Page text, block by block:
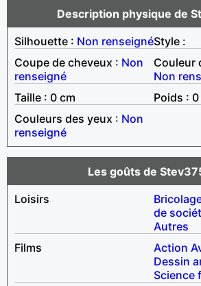
Description physique de
Silhouette : Non renseignéStyle :
Coupe de cheveux : Non
renseigné
Couleur
Non
Taille : 0 cm
Poids :
Couleurs des yeux : Non
renseigné
Les goûts de
Loisirs
de
Autres
Films
Action
Dessin
Science